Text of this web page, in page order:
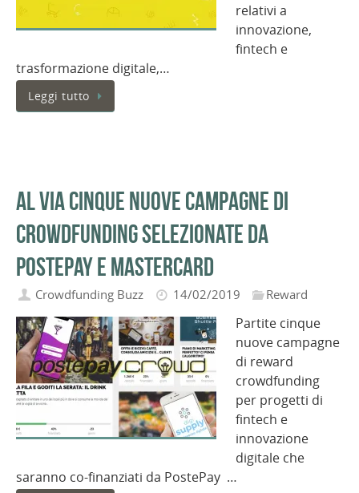
relativi a
innovazione,
fintech e
trasformazione digitale,…
Leggi tutto
Al via cinque nuove campagne di
crowdfunding selezionate da
PostePay e Mastercard
Crowdfunding Buzz 14/02/2019 Reward
Partite cinque
nuove campagne
di reward
crowdfunding
per progetti di
fintech e
innovazione
digitale che
saranno co-finanziati da PostePay …